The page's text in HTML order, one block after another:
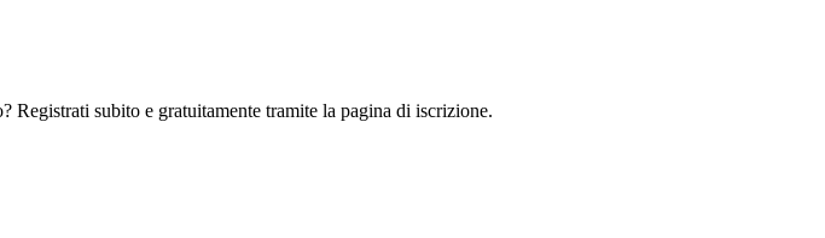
Registrati subito e gratuitamente tramite la pagina di iscrizione.